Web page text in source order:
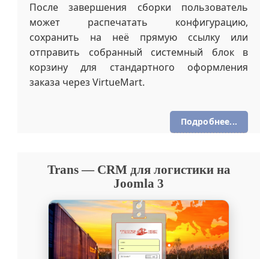
После завершения сборки пользователь
может распечатать конфигурацию,
сохранить на неё прямую ссылку или
отправить собранный системный блок в
корзину для стандартного оформления
заказа через VirtueMart.
Подробнее...
Trans — CRM для логистики на
Joomla 3